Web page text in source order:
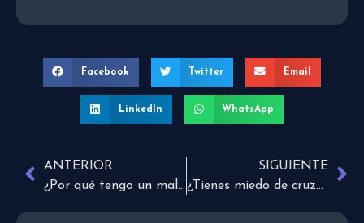
Facebook Twitter Email
LinkedIn WhatsApp
ANTERIOR
¿Por qué tengo un mal carácter? ¿Puedo cambiar?
SIGUIENTE
¿Tienes miedo de cruzar el barranco?